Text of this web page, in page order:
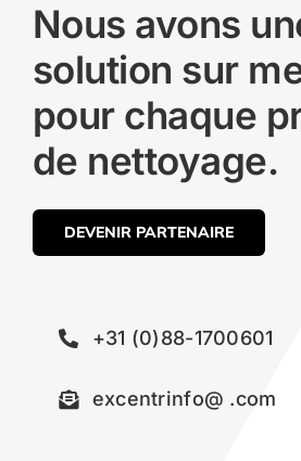
Nous avons
solution sur
pour chaque
de nettoyage.
DEVENIR PARTENAIRE
+31 (0)88-1700601
excentrinfo@ .com